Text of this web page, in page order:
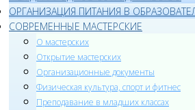
ОРГАНИЗАЦИЯ ПИТАНИЯ В
СОВРЕМЕННЫЕ МАСТЕРСКИЕ
О мастерских
Открытие мастерских
Организационные документы
Физическая культура, спорт и фитнес
Преподавание в младших классах